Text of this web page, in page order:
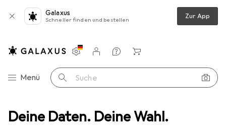
Deine Daten. Deine Wahl.
Galaxus
Schneller finden und bestellen Zur App
Navigation nach Kategorien
Menü Suche
Einstellungen
Kundenkonto
Vergleichslisten
Merklisten
Warenkorb
Kaloo